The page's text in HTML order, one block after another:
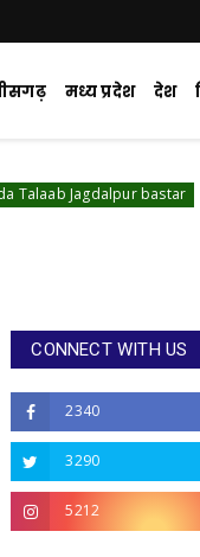
मध्य प्रदेश देश
bastar गंगामुंडा
CONNECT WITH US
2340
3290
5212